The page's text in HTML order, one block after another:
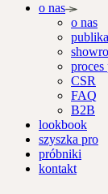
o nas
o nas
CSR
FAQ
B2B
lookbook
szyszka pro
próbniki
kontakt